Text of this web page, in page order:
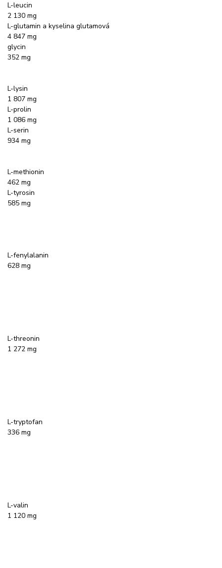
L-leucin
2 130 mg
L-glutamin a kyselina glutamová
4 847 mg
glycin
352 mg
L-lysin
1 807 mg
L-prolin
1 086 mg
L-serin
934 mg
L-methionin
462 mg
L-tyrosin
585 mg
L-fenylalanin
628 mg
L-threonin
1 272 mg
L-tryptofan
336 mg
L-valin
1 120 mg